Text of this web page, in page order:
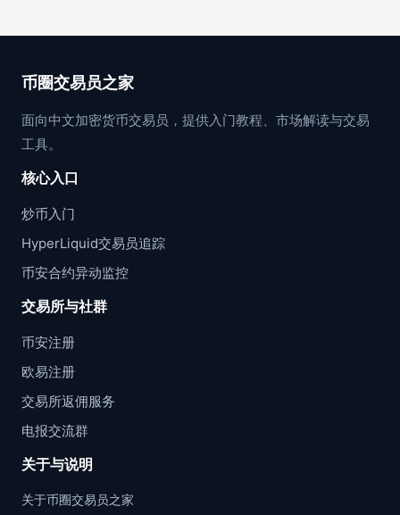
币圈交易员之家
面向中文加密货币交易员，提供入门教程、市场解读与交易
工具。
核心入口
炒币入门
HyperLiquid交易员追踪
币安合约异动监控
交易所与社群
币安注册
欧易注册
交易所返佣服务
电报交流群
关于与说明
关于币圈交易员之家